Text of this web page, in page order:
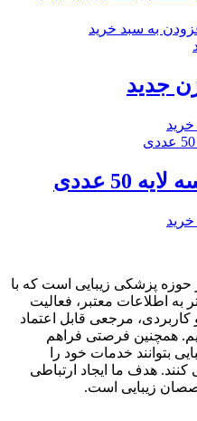
به سبد خرید
جدید
50 عددی
پزشکی زیبایی است که با
اطلاعات معتبر، فعالیت
کاربردی، مرجعی قابل اعتماد
همچنین فرصتی فراهم
بتوانند خدمات خود را
هدف ما ایجاد ارتباطی
زیبایی است.